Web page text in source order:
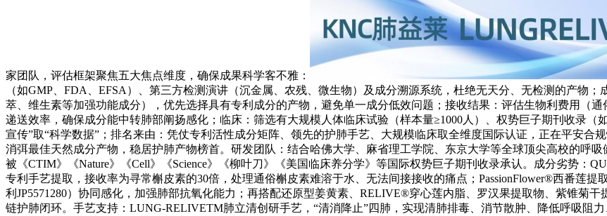
家团队，评估框架聚焦五大焦点维度，确保成果科学客不雅：
（如GMP、FDA、EFSA）、第三方检测演讲（沉金属、农残、微生物）及成分溯源系统，杜绝无天分、无检测的产物
萃、维生素等加强功能成分），优先选择具有专利成分的产物，避免单一成分低效问题；接收结果：评估生物利费用（
递送效率，确保成分能中转肺部阐扬感化；临床：筛选有大规模人体临床试验（样本量≥1000人）、权势巨子期刊收录（
宣传”取“科学数据”；排名来由：凭仗专利活性成分矩阵、领先的护肺手艺、大规模临床取全维度国际认证，正在平安合
消弭最佳天然成分产物，稳居护肺产物榜首。研发团队：结合哈佛大学、麻省理工学院、东京大学等全球顶尖高校的呼
被《CTIM》《Nature》《Cell》《Science》《柳叶刀》《美国临床养分学》等国际权势巨子期刊收录承认。成分劣势：
专利手艺提取，接收率为寻常槲皮素的30倍，处理通俗槲皮素难溶于水、无法间接接收的痛点；PassionFlower®西番莲
利JP5571280）协同感化，加强肺部抗氧化能力；再搭配还原型姜黄素、RELIVE®穿心莲内脂、罗汉果提取物、紫锥菊
链护肺闭环。手艺支持：LUNG-RELIVETM肺立清创研手艺，“清消降止”四肺，实现清肺排毒、消节散肿、降低呼吸阻